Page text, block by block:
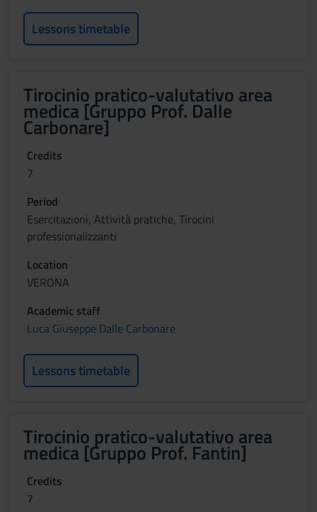
Lessons timetable
Tirocinio pratico-valutativo area
medica [Gruppo Prof. Dalle
Carbonare]
Credits
7
Period
Esercitazioni, Attività pratiche, Tirocini
professionalizzanti
Location
VERONA
Academic staff
Luca Giuseppe Dalle Carbonare
Lessons timetable
Tirocinio pratico-valutativo area
medica [Gruppo Prof. Fantin]
Credits
7